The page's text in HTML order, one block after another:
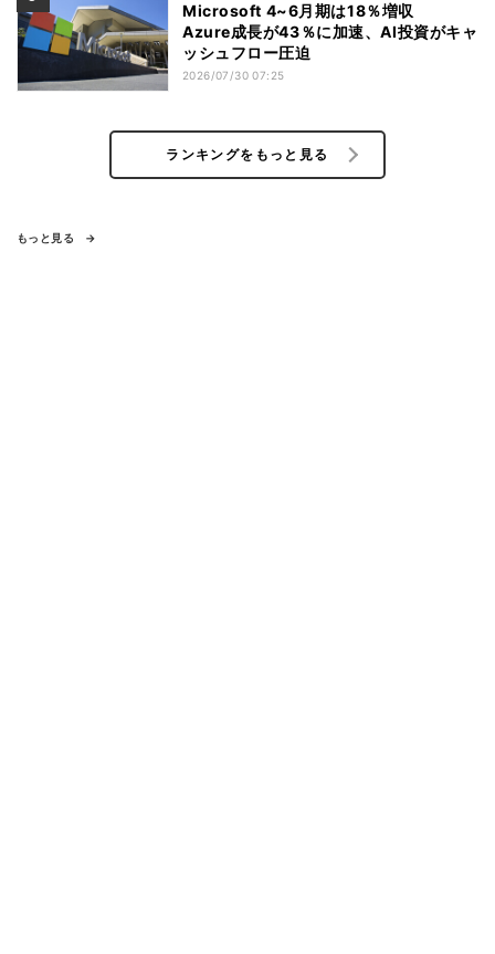
Microsoft 4~6月期は18％増収
Azure成長が43％に加速、AI投資がキャ
ッシュフロー圧迫
2026/07/30 07:25
ランキングをもっと見る
もっと見る